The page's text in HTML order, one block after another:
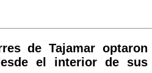
de Tajamar optaron
el interior de sus